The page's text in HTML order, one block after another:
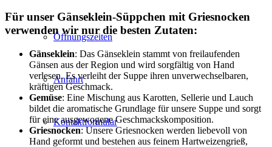
Öffnungszeiten
Anfahrt
Kontaktformular
Für unser Gänseklein-Süppchen mit Griesnocken
verwenden wir nur die besten Zutaten:
Gänseklein: Das Gänseklein stammt von freilaufenden
Gänsen aus der Region und wird sorgfältig von Hand
verlesen. Es verleiht der Suppe ihren unverwechselbaren,
kräftigen Geschmack.
Gemüse: Eine Mischung aus Karotten, Sellerie und Lauch
bildet die aromatische Grundlage für unsere Suppe und sorgt
für eine ausgewogene Geschmackskomposition.
Griesnocken: Unsere Griesnocken werden liebevoll von
Hand geformt und bestehen aus feinem Hartweizengrieß,